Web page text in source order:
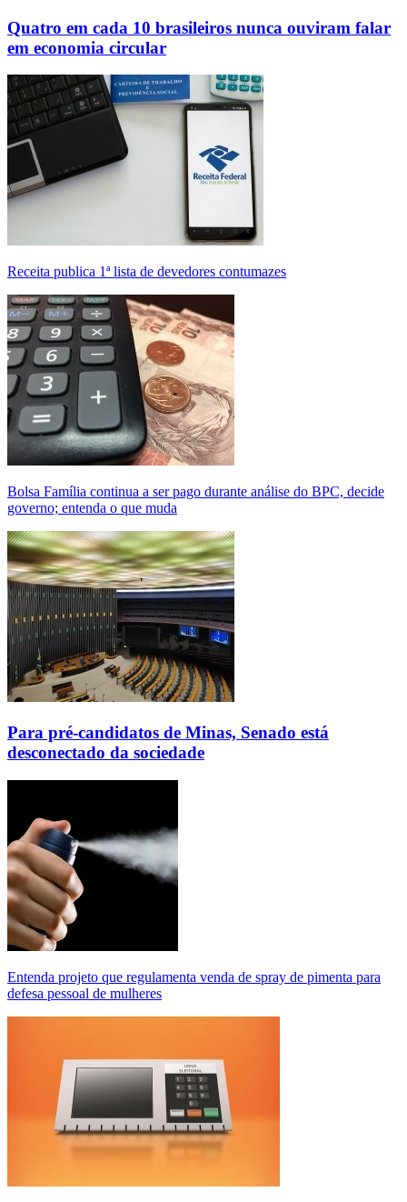
Quatro em cada 10 brasileiros nunca ouviram falar
em economia circular
Receita publica 1ª lista de devedores contumazes
Bolsa Família continua a ser pago durante análise do BPC, decide
governo; entenda o que muda
Para pré-candidatos de Minas, Senado está
desconectado da sociedade
Entenda projeto que regulamenta venda de spray de pimenta para
defesa pessoal de mulheres